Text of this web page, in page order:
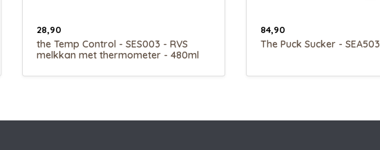
28,90
the Temp Control - SES003 - RVS
melkkan met thermometer - 480ml
84,90
The Puck Sucker - SEA503